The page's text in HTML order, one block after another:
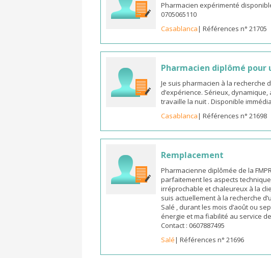
Pharmacien expérimenté
0705065110
Casablanca| Références n° 21705
Pharmacien diplômé pour
Je suis pharmacien à la recherche
d’expérience. Sérieux,
travaille la nuit . Disponible
Casablanca| Références n° 21698
Remplacement
Pharmacienne diplômée de la
parfaitement les aspects
irréprochable et chaleureux à la
suis actuellement à la recherche
Salé , durant les mois d’août ou
énergie et ma fiabilité au service
Contact : 0607887495
Salé| Références n° 21696